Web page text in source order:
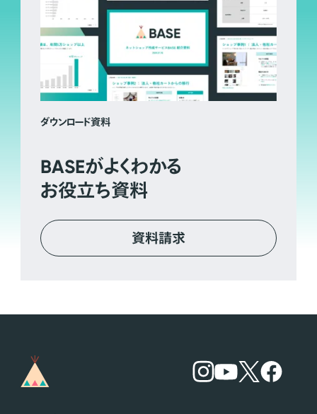
ダウンロード資料
BASEがよくわかる
お役立ち資料
資料請求